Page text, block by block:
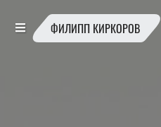
ФИЛИПП КИРКОРОВ